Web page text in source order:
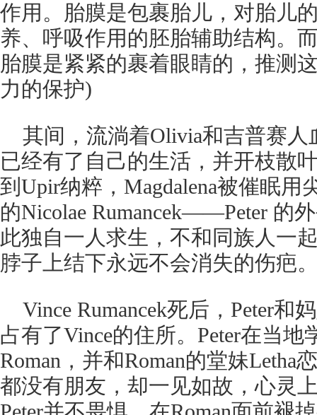
作用。胎膜是包裹胎儿，对胎儿
养、呼吸作用的胚胎辅助结构。
胎膜是紧紧的裹着眼睛的，推测
力的保护)
其间，流淌着Olivia和吉普赛人
已经有了自己的生活，并开枝散
到Upir纳粹，Magdalena被催眠
的Nicolae Rumancek——Peter 的
此独自一人求生，不和同族人一
脖子上结下永远不会消失的伤疤
Vince Rumancek死后，Peter和
占有了Vince的住所。Peter在当
Roman，并和Roman的堂妹Letha
都没有朋友，却一见如故，心灵